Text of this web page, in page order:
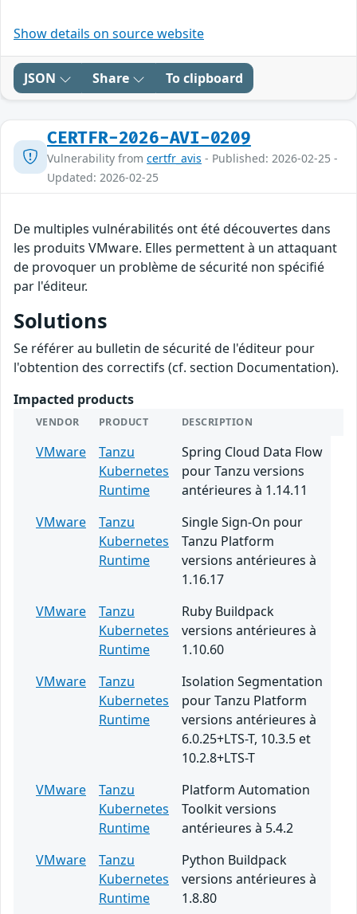
Show details on source website
JSON Share To clipboard
CERTFR-2026-AVI-0209
Vulnerability from certfr_avis - Published: 2026-02-25 -
Updated: 2026-02-25
De multiples vulnérabilités ont été découvertes dans
les produits VMware. Elles permettent à un attaquant
de provoquer un problème de sécurité non spécifié
par l'éditeur.
Solutions
Se référer au bulletin de sécurité de l'éditeur pour
l'obtention des correctifs (cf. section Documentation).
Impacted products
VENDOR PRODUCT DESCRIPTION
VMware
Tanzu
Kubernetes
Runtime
Spring Cloud Data Flow
pour Tanzu versions
antérieures à 1.14.11
VMware
Tanzu
Kubernetes
Runtime
Single Sign-On pour
Tanzu Platform
versions antérieures à
1.16.17
VMware
Tanzu
Kubernetes
Runtime
Ruby Buildpack
versions antérieures à
1.10.60
VMware
Tanzu
Kubernetes
Runtime
Isolation Segmentation
pour Tanzu Platform
versions antérieures à
6.0.25+LTS-T, 10.3.5 et
10.2.8+LTS-T
VMware
Tanzu
Kubernetes
Runtime
Platform Automation
Toolkit versions
antérieures à 5.4.2
VMware
Tanzu
Kubernetes
Runtime
Python Buildpack
versions antérieures à
1.8.80